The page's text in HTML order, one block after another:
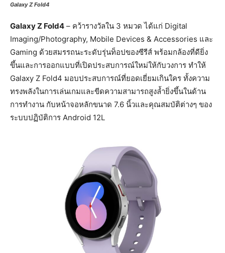
Galaxy Z Fold4
Galaxy Z Fold4 – คว้ารางวัลใน 3 หมวด ได้แก่ Digital
Imaging/Photography, Mobile Devices & Accessories และ
Gaming ด้วยสมรรถนะระดับรุ่นท็อปของซีรีส์ พร้อมกล้องที่ดียิ่ง
ขึ้นและการออกแบบที่เปิดประสบการณ์ใหม่ให้กับวงการ ทำให้
Galaxy Z Fold4 มอบประสบการณ์ที่ยอดเยี่ยมเกินใคร ทั้งความ
ทรงพลังในการเล่นเกมและขีดความสามารถสูงล้ำยิ่งขึ้นในด้าน
การทำงาน กับหน้าจอหลักขนาด 7.6 นิ้วและคุณสมบัติต่างๆ ของ
ระบบปฏิบัติการ Android 12L